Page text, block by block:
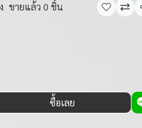
ขายแล้ว 0 ชิ้น
ซื้อเลย